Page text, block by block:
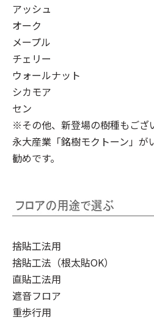
アッシュ
オーク
メープル
チェリー
ウォールナット
シカモア
セン
※その他、新登場の樹種もござ
永大産業「銘樹モクトーン」 が
勧めです。
捨貼工法用
捨貼工法（根太貼OK）
直貼工法用
遮音フロア
重歩行用